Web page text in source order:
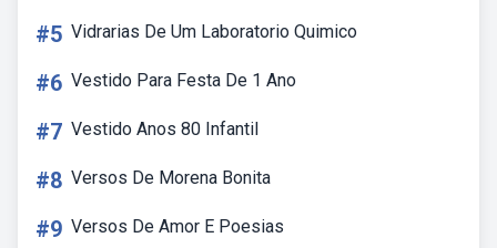
#5 Vidrarias De Um Laboratorio Quimico
#6 Vestido Para Festa De 1 Ano
#7 Vestido Anos 80 Infantil
#8 Versos De Morena Bonita
#9 Versos De Amor E Poesias